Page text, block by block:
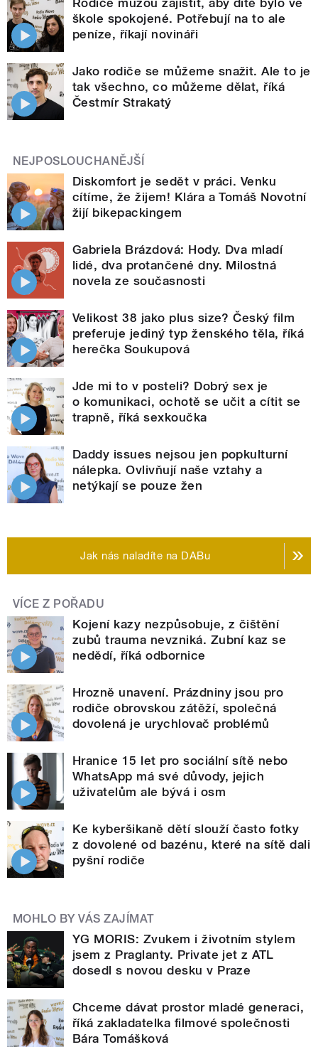
Rodiče můžou zajistit, aby dítě bylo ve
škole spokojené. Potřebují na to ale
peníze, říkají novináři
Jako rodiče se můžeme snažit. Ale to je
tak všechno, co můžeme dělat, říká
Čestmír Strakatý
NEJPOSLOUCHANĚJŠÍ
Diskomfort je sedět v práci. Venku
cítíme, že žijem! Klára a Tomáš Novotní
žijí bikepackingem
Gabriela Brázdová: Hody. Dva mladí
lidé, dva protančené dny. Milostná
novela ze současnosti
Velikost 38 jako plus size? Český film
preferuje jediný typ ženského těla, říká
herečka Soukupová
Jde mi to v posteli? Dobrý sex je
o komunikaci, ochotě se učit a cítit se
trapně, říká sexkoučka
Daddy issues nejsou jen popkulturní
nálepka. Ovlivňují naše vztahy a
netýkají se pouze žen
Jak nás naladíte na DABu
VÍCE Z POŘADU
Kojení kazy nezpůsobuje, z čištění
zubů trauma nevzniká. Zubní kaz se
nedědí, říká odbornice
Hrozně unavení. Prázdniny jsou pro
rodiče obrovskou zátěží, společná
dovolená je urychlovač problémů
Hranice 15 let pro sociální sítě nebo
WhatsApp má své důvody, jejich
uživatelům ale bývá i osm
Ke kyberšikaně dětí slouží často fotky
z dovolené od bazénu, které na sítě dali
pyšní rodiče
MOHLO BY VÁS ZAJÍMAT
YG MORIS: Zvukem i životním stylem
jsem z Praglanty. Private jet z ATL
dosedl s novou desku v Praze
Chceme dávat prostor mladé generaci,
říká zakladatelka filmové společnosti
Bára Tomášková